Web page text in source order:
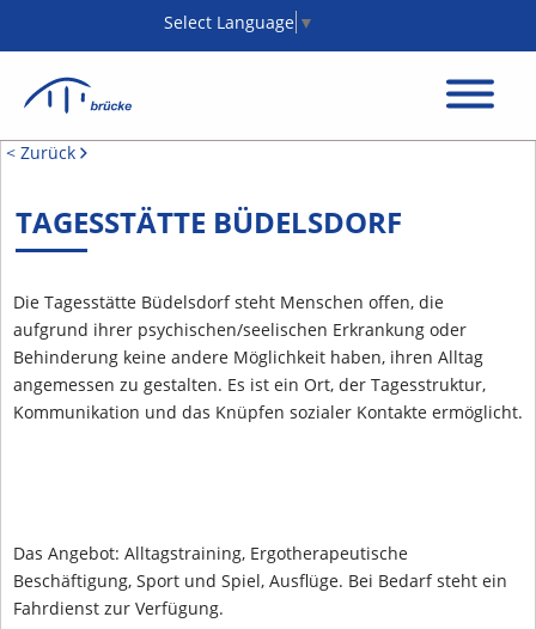
Select Language ▼
< Zurück
TAGESSTÄTTE BÜDELSDORF
Die Tagesstätte Büdelsdorf steht Menschen offen, die
aufgrund ihrer psychischen/seelischen Erkrankung oder
Behinderung keine andere Möglichkeit haben, ihren Alltag
angemessen zu gestalten. Es ist ein Ort, der Tagesstruktur,
Kommunikation und das Knüpfen sozialer Kontakte ermöglicht.
Das Angebot: Alltagstraining, Ergotherapeutische
Beschäftigung, Sport und Spiel, Ausflüge. Bei Bedarf steht ein
Fahrdienst zur Verfügung.